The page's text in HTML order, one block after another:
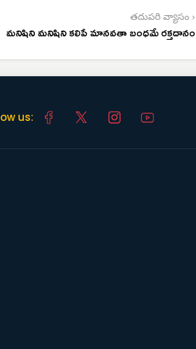
తదుపరి వ్యాసం ›
మనిషిని మనిషిని కలిపే మానవతా బంధమే రక్తదానం
us: